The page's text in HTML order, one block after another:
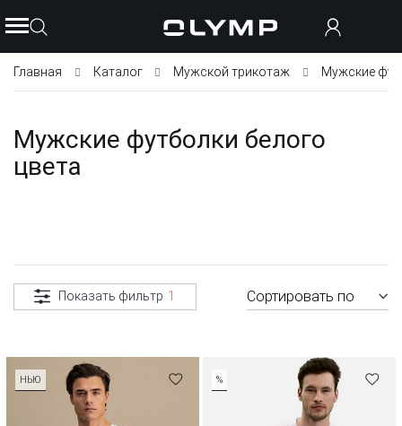
Главная Каталог Мужской трикотаж Мужские
Мужские футболки белого
цвета
Показать фильтр 1 Сортировать по
НЬЮ %